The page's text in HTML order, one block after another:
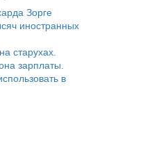
Зорге
иностранных
старухах.
зарплаты.
в